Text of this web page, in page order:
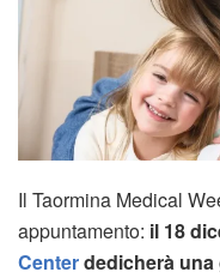
Il Taormina Medical
appuntamento: il 18
Centerdedicherà